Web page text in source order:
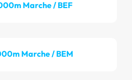
Marche / BEF
Marche / BEM